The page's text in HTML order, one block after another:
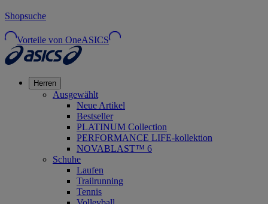
Shopsuche
Vorteile von OneASICS
Herren
Ausgewählt
Neue Artikel
Bestseller
PLATINUM Collection
PERFORMANCE LIFE-kollektion
NOVABLAST™ 6
Schuhe
Laufen
Trailrunning
Tennis